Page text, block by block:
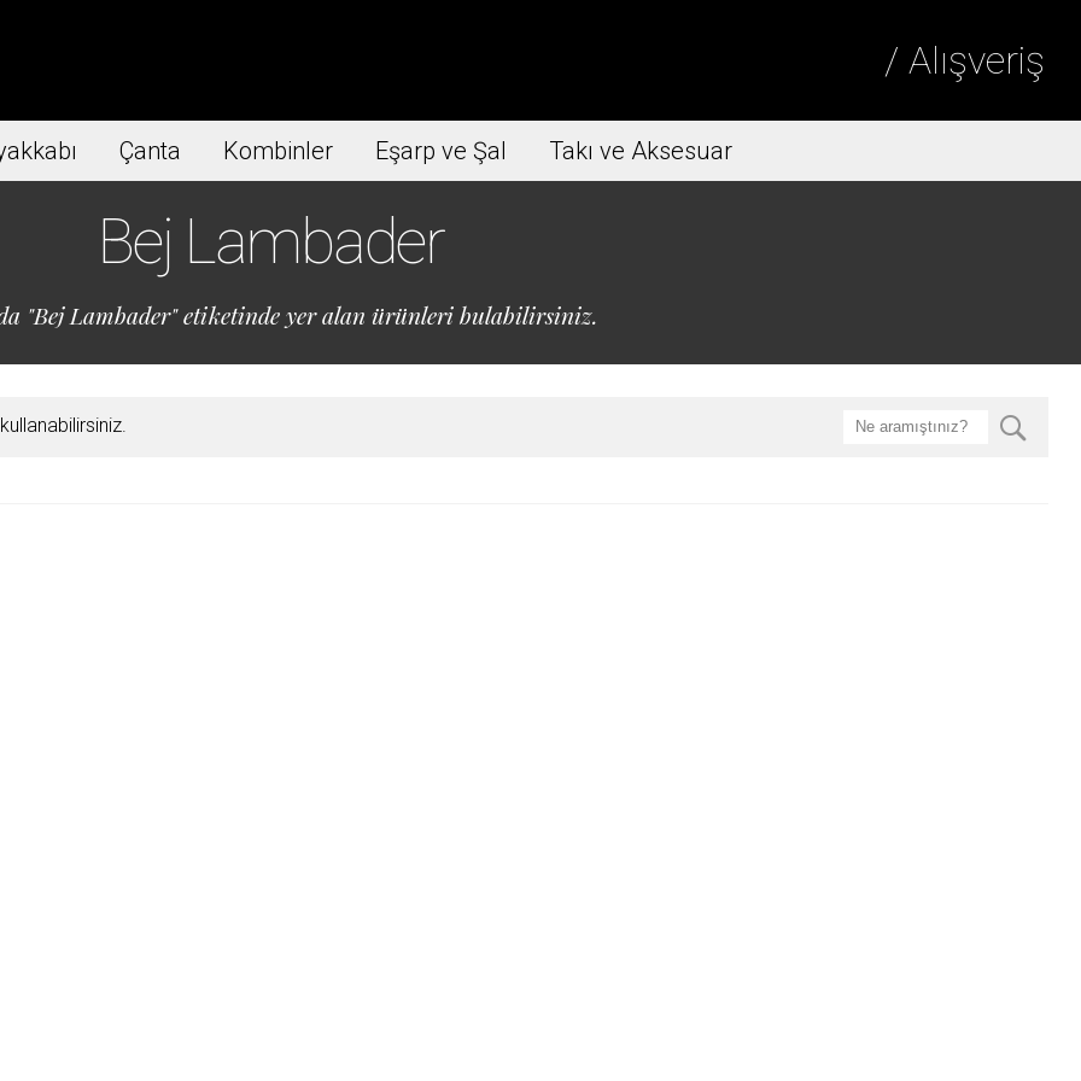
/ Alışveriş
Çanta Kombinler Eşarp ve Şal Takı ve Aksesuar
Bej Lambader
"Bej Lambader" etiketinde yer alan ürünleri bulabilirsiniz.